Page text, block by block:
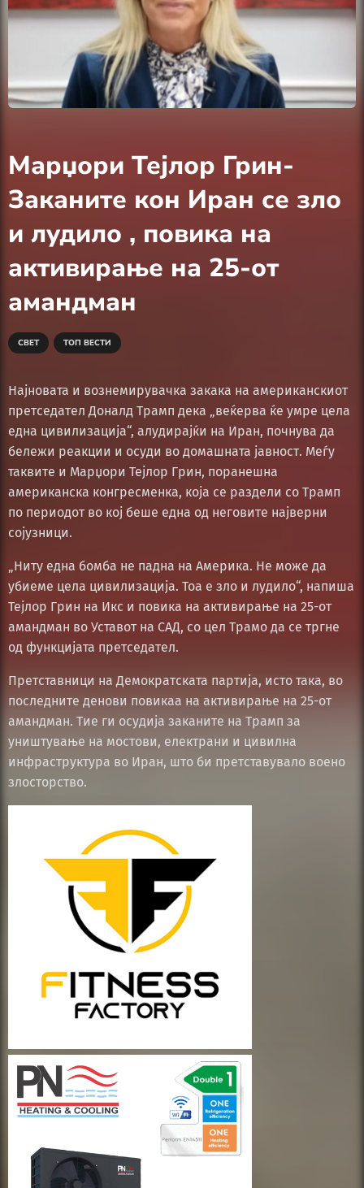
Марџори Тејлор Грин-
Заканите кон Иран се зло
и лудило , повика на
активирање на 25-от
амандман
СВЕТ ТОП ВЕСТИ
Најновата и вознемирувачка закака на американскиот
претседател Доналд Трамп дека „веќерва ќе умре цела
една цивилизација“, алудирајќи на Иран, почнува да
бележи реакции и осуди во домашната јавност. Меѓу
таквите и Марџори Тејлор Грин, поранешна
американска конгресменка, која се раздели со Трамп
по периодот во кој беше една од неговите најверни
сојузници.
„Ниту една бомба не падна на Америка. Не може да
убиеме цела цивилизација. Тоа е зло и лудило“, напиша
Тејлор Грин на Икс и повика на активирање на 25-от
амандман во Уставот на САД, со цел Трамо да се тргне
од функцијата претседател.
Претставници на Демократската партија, исто така, во
последните денови повикаа на активирање на 25-от
амандман. Тие ги осудија заканите на Трамп за
уништување на мостови, електрани и цивилна
инфраструктура во Иран, што би претставувало воено
злосторство.